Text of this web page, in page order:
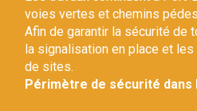
voies vertes et chemins
Afin de garantir la sécurité de
la signalisation en place et
de sites.
Périmètre de sécurité dans